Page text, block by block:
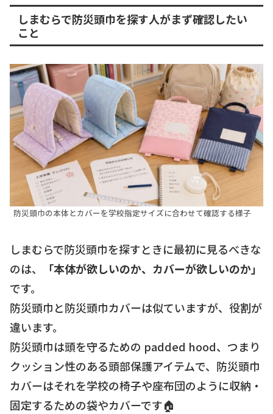
しまむらで防災頭巾を探す人がまず確認したい
こと
防災頭巾の本体とカバーを学校指定サイズに合わせて確認する様子
しまむらで防災頭巾を探すときに最初に見るべきな
のは、
「本体が欲しいのか、カバーが欲しいのか」
です。
防災頭巾と防災頭巾カバーは似ていますが、役割が
違います。
防災頭巾は頭を守るための padded hood、つまり
クッション性のある頭部保護アイテムで、防災頭巾
カバーはそれを学校の椅子や座布団のように収納・
固定するための袋やカバーです🏠